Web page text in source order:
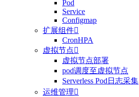
Pod
Service
Configmap
扩展组件
CronHPA
虚拟节点
虚拟节点部署
pod调度至虚拟节点
Serverless Pod日志采集
运维管理